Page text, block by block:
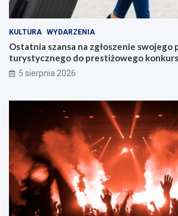
KULTURA WYDARZENIA
Ostatnia szansa na zgłoszenie swojego
turystycznego do prestiżowego
5 sierpnia 2026